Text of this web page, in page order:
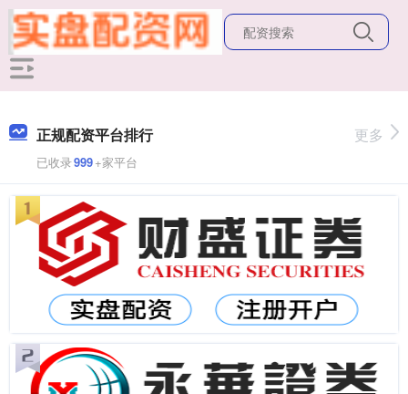
正规配资平台排行
已收录999+家平台
更多